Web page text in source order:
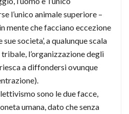
l’unico animale superiore –
mente che facciano eccezione
societa’, a qualunque scala
l’organizzazione degli
a diffondersi ovunque
sono le due facce,
umana, dato che senza